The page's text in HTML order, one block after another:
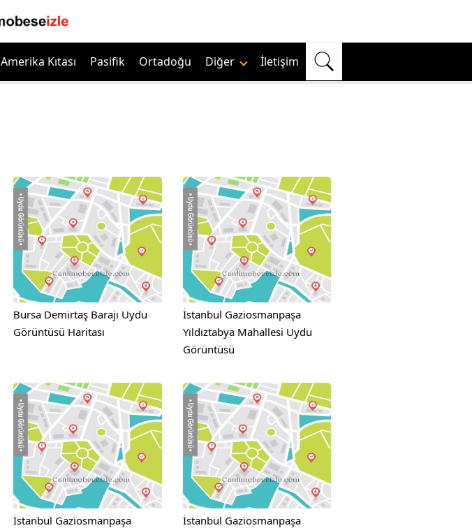
Amerika Kıtası Pasifik Ortadoğu Diğer İletişim
Bursa Demirtaş Barajı Uydu
Görüntüsü Haritası
İstanbul Gaziosmanpaşa
Yıldıztabya Mahallesi Uydu
Görüntüsü
İstanbul Gaziosmanpaşa
İstanbul Gaziosmanpaşa